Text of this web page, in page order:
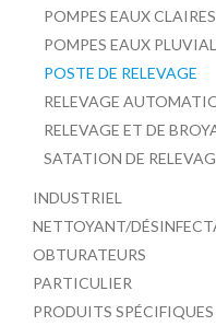
POMPES EAUX
POMPES EAUX
POSTE DE RELEVAGE
RELEVAGE
RELEVAGE ET DE
SATATION DE
INDUSTRIEL
NETTOYANT/
OBTURATEURS
PARTICULIER
PRODUITS SPÉCIFIQUES